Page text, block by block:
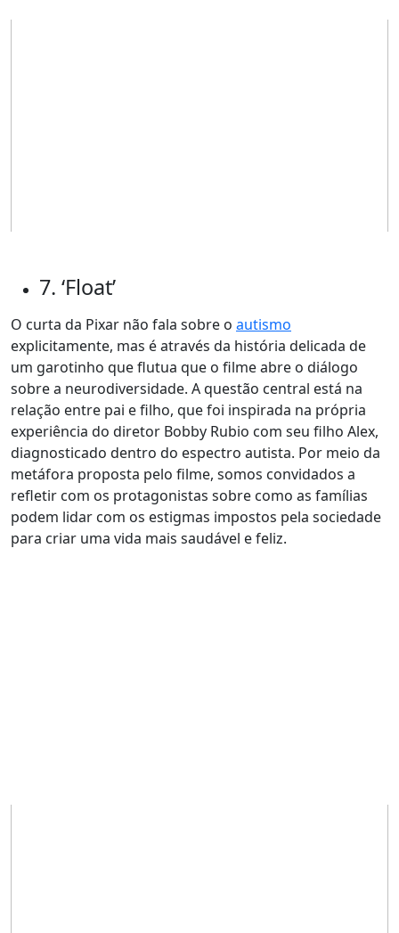
7. ‘Float’
O curta da Pixar não fala sobre o autismo
explicitamente, mas é através da história delicada de
um garotinho que flutua que o filme abre o diálogo
sobre a neurodiversidade. A questão central está na
relação entre pai e filho, que foi inspirada na própria
experiência do diretor Bobby Rubio com seu filho Alex,
diagnosticado dentro do espectro autista. Por meio da
metáfora proposta pelo filme, somos convidados a
refletir com os protagonistas sobre como as famílias
podem lidar com os estigmas impostos pela sociedade
para criar uma vida mais saudável e feliz.